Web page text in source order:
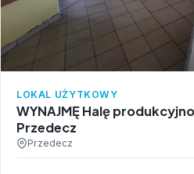
LOKAL UŻYTKOWY
WYNAJMĘ Halę
Przedecz
Przedecz